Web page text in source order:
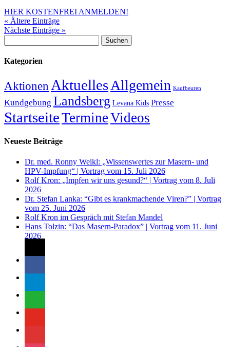
HIER KOSTENFREI ANMELDEN!
« Ältere Einträge
Nächste Einträge »
nach:
Kategorien
Aktionen AktuellesAllgemein Kaufbeuren
Kundgebung Landsberg Levana Kids Presse
StartseiteTermineVideos
Neueste Beiträge
Dr. med. Ronny Weikl: „Wissenswertes zur Masern- und
HPV-Impfung“ | Vortrag vom 15. Juli 2026
Rolf Kron: „Impfen wir uns gesund?“ | Vortrag vom 8. Juli
2026
Dr. Stefan Lanka: “Gibt es krankmachende Viren?” | Vortrag
vom 25. Juni 2026
Rolf Kron im Gespräch mit Stefan Mandel
Hans Tolzin: “Das Masern-Paradox” | Vortrag vom 11. Juni
2026